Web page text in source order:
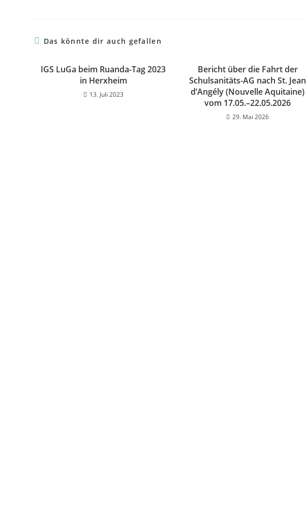
Das könnte dir auch gefallen
IGS LuGa beim Ruanda-Tag 2023
in Herxheim
13. Juli 2023
Bericht über die Fahrt der
Schulsanitäts-AG nach St. Jean
d’Angély (Nouvelle Aquitaine)
vom 17.05.–22.05.2026
29. Mai 2026